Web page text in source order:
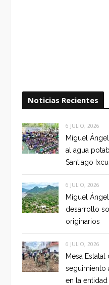
Noticias Recientes
6 JULIO, 2026
Miguel
al agua
Santiago
6 JULIO, 2026
Miguel
desarrollo
originarios
6 JULIO, 2026
Mesa
seguimiento
en la entidad